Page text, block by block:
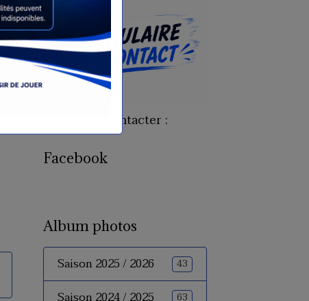
Pour nous contacter :
Facebook
Album photos
Saison 2025 / 2026 43
63